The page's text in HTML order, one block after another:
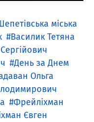
міська
Василик Тетяна
День за Днем
Ольга
Фрейліхман
Євген